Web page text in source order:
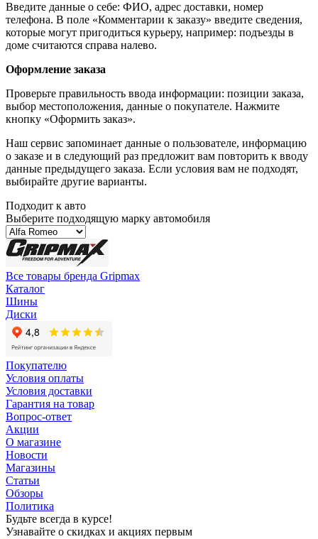
Введите данные о себе: ФИО, адрес доставки, номер
телефона. В поле «Комментарии к заказу» введите сведения,
которые могут пригодиться курьеру, например: подъезды в
доме считаются справа налево.
Оформление заказа
Проверьте правильность ввода информации: позиции заказа,
выбор местоположения, данные о покупателе. Нажмите
кнопку «Оформить заказ».
Наш сервис запоминает данные о пользователе, информацию
о заказе и в следующий раз предложит вам повторить к вводу
данные предыдущего заказа. Если условия вам не подходят,
выбирайте другие варианты.
Подходит к авто
Выберите подходящую марку автомобиля
Все товары бренда Gripmax
Каталог
Шины
Диски
Покупателю
Условия оплаты
Условия доставки
Гарантия на товар
Вопрос-ответ
Акции
О магазине
Новости
Магазины
Статьи
Обзоры
Политика
Будьте всегда в курсе!
Узнавайте о скидках и акциях первым